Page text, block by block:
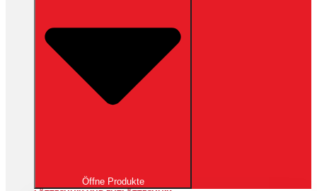
Öffne Produkte